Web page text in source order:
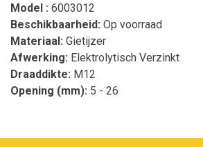
Model : 6003012
Beschikbaarheid: Op voorraad
Materiaal: Gietijzer
Afwerking: Elektrolytisch Verzinkt
Draaddikte: M12
Opening (mm): 5 - 26